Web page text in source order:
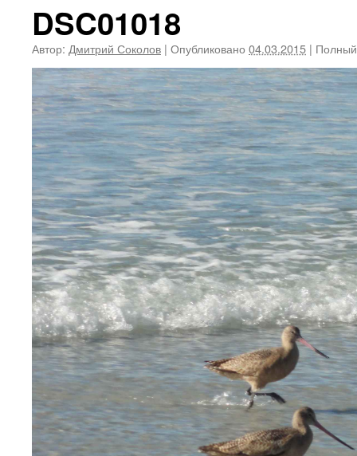
DSC01018
Автор: Дмитрий Соколов | Опубликовано 04.03.2015 |